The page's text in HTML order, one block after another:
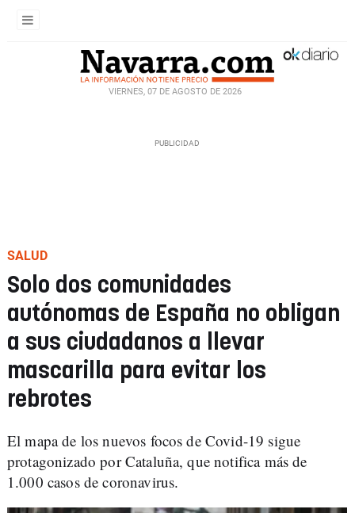
VIERNES, 07 DE AGOSTO DE 2026
SALUD
Solo dos comunidades
autónomas de España no obligan
a sus ciudadanos a llevar
mascarilla para evitar los
rebrotes
El mapa de los nuevos focos de Covid-19 sigue
protagonizado por Cataluña, que notifica más de
1.000 casos de coronavirus.